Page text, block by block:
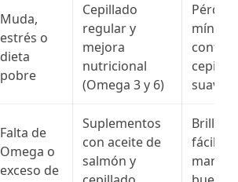
Muda,
estrés o
dieta
pobre
Cepillado
regular y
mejora
nutricional
(Omega 3 y 6)
Pérdida
suave
Falta de
Omega o
exceso de
Suplementos
con aceite de
salmón y
Brillo
fácil de